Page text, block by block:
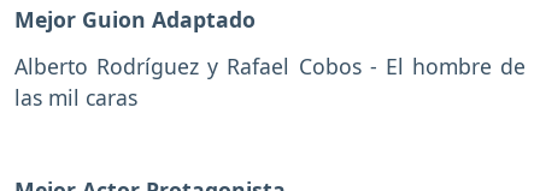
Mejor Guion Adaptado
Alberto Rodríguez y Rafael Cobos - El hombre de
las mil caras